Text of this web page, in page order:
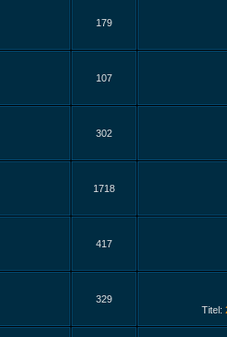
179
107
302
1718
417
329
Titel: